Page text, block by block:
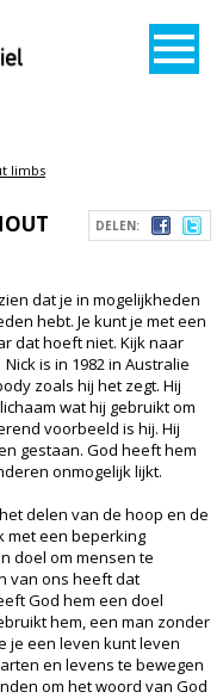
limbs
DELEN:
dat je in mogelijkheden
hebt. Je kunt je met een
dat hoeft niet. Kijk naar
is in 1982 in Australie
zoals hij het zegt. Hij
wat hij gebruikt om
voorbeeld is hij. Hij
gestaan. God heeft hem
onmogelijk lijkt.
delen van de hoop en de
met een beperking
doel om mensen te
van ons heeft dat
God hem een doel
hem, een man zonder
je een leven kunt leven
en levens te bewegen
om het woord van God